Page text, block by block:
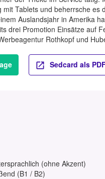
mit Tablets und beherrsche es
Auslandsjahr in Amerika
drei Promotion Einsätze auf
Rothkopf und
Sedcard als
(ohne Akzent)
(B1 / B2)